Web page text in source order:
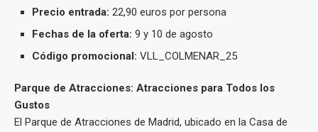
Precio entrada: 22,90 euros por persona
Fechas de la oferta: 9 y 10 de agosto
Código promocional: VLL_COLMENAR_25
Parque de Atracciones: Atracciones para Todos los
Gustos
El Parque de Atracciones de Madrid, ubicado en la Casa de